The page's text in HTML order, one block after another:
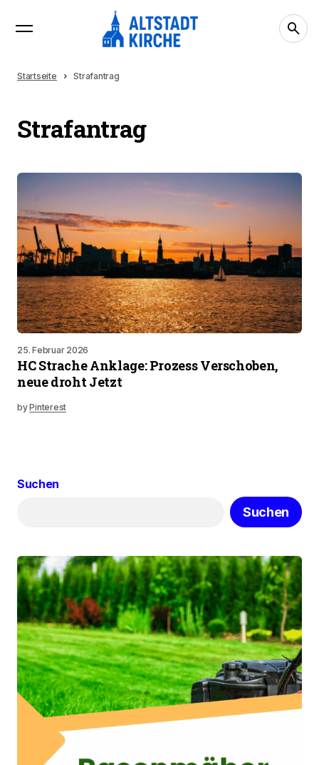
Startseite Strafantrag
Strafantrag
25. Februar 2026
HC Strache Anklage: Prozess Verschoben,
neue droht Jetzt
byPinterest
Suchen
Suchen